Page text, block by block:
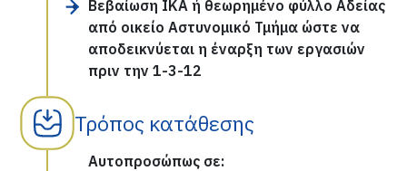
Βεβαίωση ΙΚΑ ή θεωρημένο φύλλο Αδείας
από οικείο Αστυνομικό Τμήμα ώστε να
αποδεικνύεται η έναρξη των εργασιών
πριν την 1-3-12
Τρόπος κατάθεσης
Αυτοπροσώπως σε: